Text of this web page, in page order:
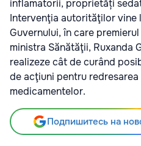
inflamatorii, proprietăți
Intervenţia autorităţilor vine
Guvernului, în care
ministra Sănătăţii, Ruxanda
realizeze cât de curând
de acţiuni pentru
medicamentelor.
Подпишитесь на